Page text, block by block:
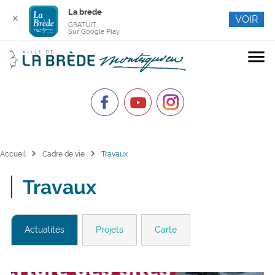
menu
Accueil chevron_right Cadre de vie chevron_right Travaux
Travaux
Actualités Projets Carte
✕
La brede
GRATUIT
Sur Google Play
VOIR